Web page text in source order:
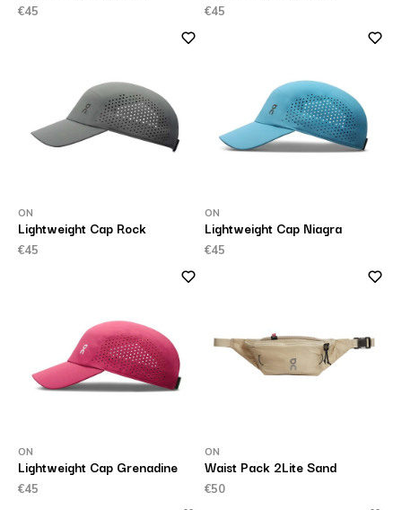
€45 €45
ON
Lightweight Cap Rock
€45
ON
Lightweight Cap Niagra
€45
ON
Lightweight Cap Grenadine
€45
ON
Waist Pack 2Lite Sand
€50